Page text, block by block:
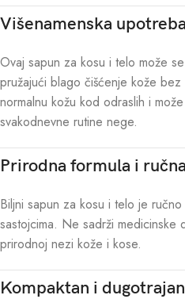
Višenamenska
Ovaj sapun za kosu i telo može
pružajući blago čišćenje kože
normalnu kožu kod odraslih i
svakodnevne rutine nege.
Prirodna formula i
Biljni sapun za kosu i telo je
sastojcima. Ne sadrži medicinske
prirodnoj nezi kože i kose.
Kompaktan i